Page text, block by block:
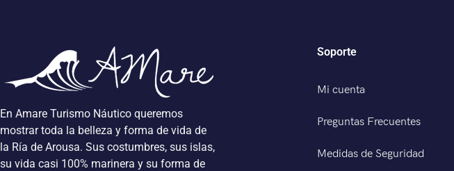
En Amare Turismo Náutico queremos
mostrar toda la belleza y forma de vida de
la Ría de Arousa. Sus costumbres, sus islas,
su vida casi 100% marinera y su forma de
Soporte
Mi cuenta
Preguntas Frecuentes
Medidas de Seguridad